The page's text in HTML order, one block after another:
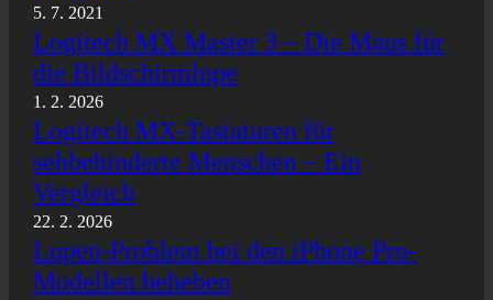
5. 7. 2021
Logitech MX Master 3 – Die Maus für
die Bildschirmlupe
1. 2. 2026
Logitech MX-Tastaturen für
sehbehinderte Menschen – Ein
Vergleich
22. 2. 2026
Lupen-Problem bei den iPhone Pro-
Modellen beheben